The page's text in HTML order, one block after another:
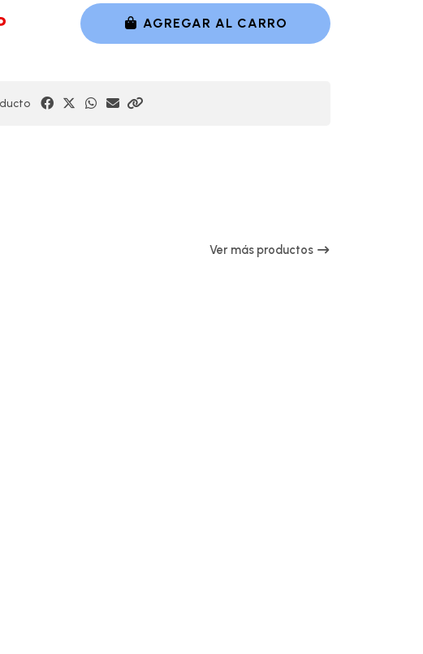
AGREGAR AL CARRO
Ver más productos